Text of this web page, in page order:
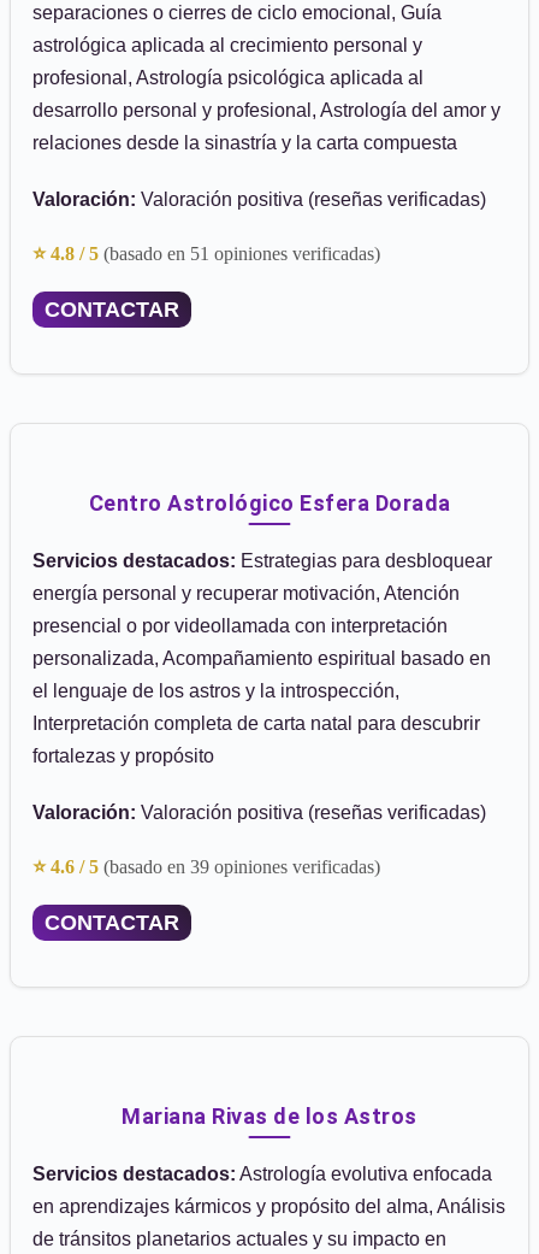
separaciones o cierres de ciclo emocional, Guía
astrológica aplicada al crecimiento personal y
profesional, Astrología psicológica aplicada al
desarrollo personal y profesional, Astrología del amor y
relaciones desde la sinastría y la carta compuesta
Valoración: Valoración positiva (reseñas verificadas)
⭐ 4.8 / 5 (basado en 51 opiniones verificadas)
CONTACTAR
Centro Astrológico Esfera Dorada
Servicios destacados: Estrategias para desbloquear
energía personal y recuperar motivación, Atención
presencial o por videollamada con interpretación
personalizada, Acompañamiento espiritual basado en
el lenguaje de los astros y la introspección,
Interpretación completa de carta natal para descubrir
fortalezas y propósito
Valoración: Valoración positiva (reseñas verificadas)
⭐ 4.6 / 5 (basado en 39 opiniones verificadas)
CONTACTAR
Mariana Rivas de los Astros
Servicios destacados: Astrología evolutiva enfocada
en aprendizajes kármicos y propósito del alma, Análisis
de tránsitos planetarios actuales y su impacto en